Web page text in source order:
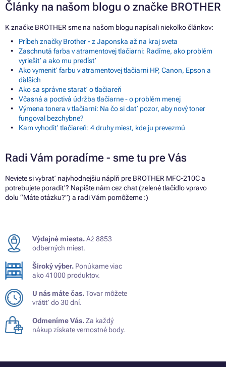
Články na našom blogu o značke BROTHER
K značke BROTHER sme na našom blogu napísali niekoľko článkov:
Príbeh značky Brother - z Japonska až na kraj sveta
Zaschnutá farba v atramentovej tlačiarni: Radíme, ako problém
vyriešiť a ako mu predísť
Ako vymeniť farbu v atramentovej tlačiarni HP, Canon, Epson a
ďalších
Ako sa správne starať o tlačiareň
Včasná a poctivá údržba tlačiarne - o problém menej
Výmena tonera v tlačiarni: Na čo si dať pozor, aby nový toner
fungoval bezchybne?
Kam vyhodiť tlačiareň: 4 druhy miest, kde ju prevezmú
Radi Vám poradíme - sme tu pre Vás
Neviete si vybrať najvhodnejšiu náplň pre BROTHER MFC-210C a
potrebujete poradiť? Napíšte nám cez chat (zelené tlačidlo vpravo
dolu “Máte otázku?”) a radi Vám pomôžeme :)
Výdajné miesta.Až 8853
odberných miest.
Široký výber. Ponúkame viac
ako 41000 produktov.
U nás máte čas.Tovar môžete
vrátiť do 30 dní.
Odmeníme Vás.Za každý
nákup získate vernostné body.